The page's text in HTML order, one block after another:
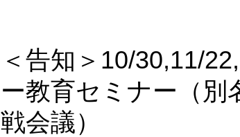
＜告知＞10/30,11/
ー教育セミナー（別
戦会議）